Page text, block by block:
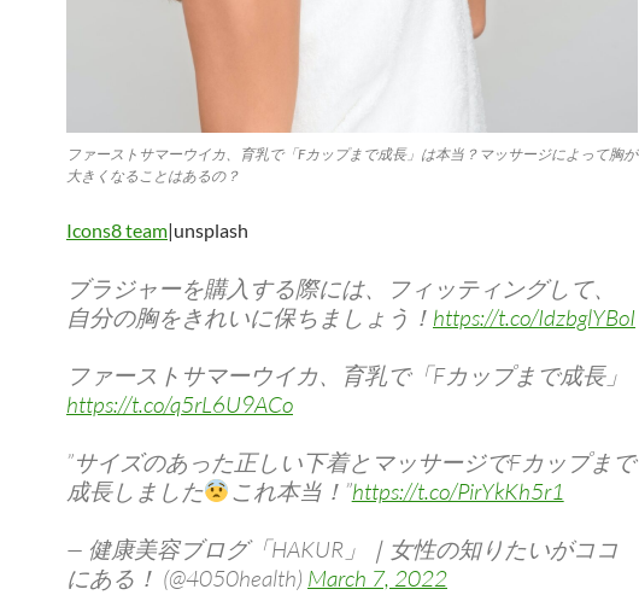
ファーストサマーウイカ、育乳で「Fカップまで成長」は本当？マッサージによって胸が
大きくなることはあるの？
Icons8 team|unsplash
ブラジャーを購入する際には、フィッティングして、
自分の胸をきれいに保ちましょう！ https://t.co/IdzbglYBoI
ファーストサマーウイカ、育乳で「Fカップまで成長」
https://t.co/q5rL6U9ACo
”サイズのあった正しい下着とマッサージでFカップまで
成長しました
これ本当！”https://t.co/PirYkKh5r1
— 健康美容ブログ「HAKUR」｜女性の知りたいがココ
にある！ (@4050health) March 7, 2022